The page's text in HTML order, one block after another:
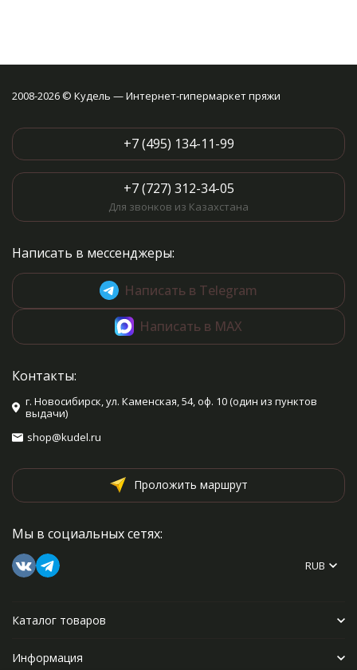
2008-2026 © Кудель — Интернет-гипермаркет пряжи
+7 (495) 134-11-99
+7 (727) 312-34-05
Для звонков из Казахстана
Написать в мессенджеры:
Написать в Telegram
Написать в MAX
Контакты:
г. Новосибирск, ул. Каменская, 54, оф. 10 (один из пунктов
выдачи)
shop@kudel.ru
Проложить маршрут
Мы в социальных сетях:
RUB
Каталог товаров
Информация